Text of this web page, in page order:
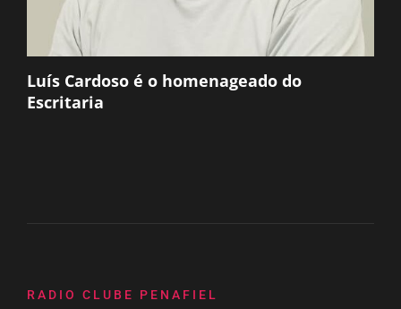
Luís Cardoso é o homenageado do
Escritaria
RADIO CLUBE PENAFIEL